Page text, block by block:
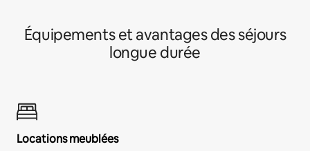
Équipements et avantages des séjours
longue durée
Locations meublées